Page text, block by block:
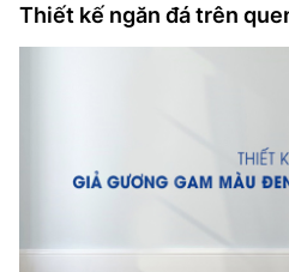
Công nghệ Inverter: Tủ lạnh
Công suất tiêu thụ công bố
Công nghệ làm lạnh: Làm lạnh
Thiết kế ngăn đá trên